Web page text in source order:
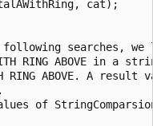
cat);
searches,
RING ABOVE in a
RING ABOVE. A
of